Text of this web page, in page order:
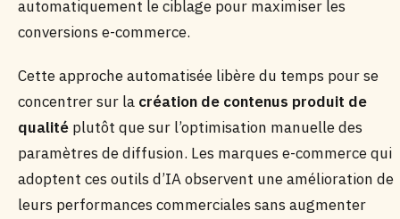
automatiquement le ciblage pour maximiser les
conversions e-commerce.
Cette approche automatisée libère du temps pour se
concentrer sur la création de contenus produit de
qualité plutôt que sur l’optimisation manuelle des
paramètres de diffusion. Les marques e-commerce qui
adoptent ces outils d’IA observent une amélioration de
leurs performances commerciales sans augmenter